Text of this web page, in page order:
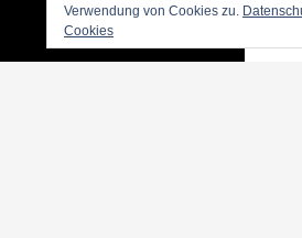
Verwendung von Cookies zu.
Cookies